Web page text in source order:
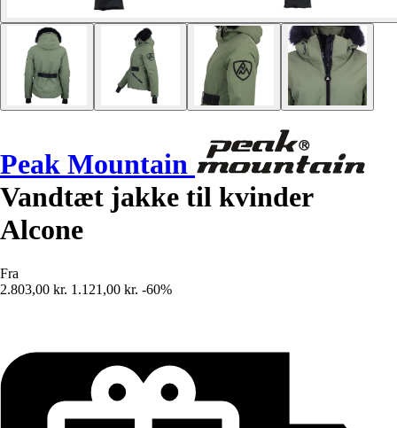
Peak Mountain
Vandtæt jakke til kvinder
Alcone
Fra
2.803,00 kr. 1.121,00 kr. -60%